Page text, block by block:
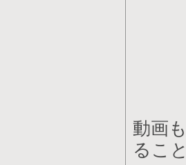
動画
るこ